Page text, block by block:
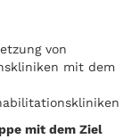
von
mit dem
mit dem Ziel